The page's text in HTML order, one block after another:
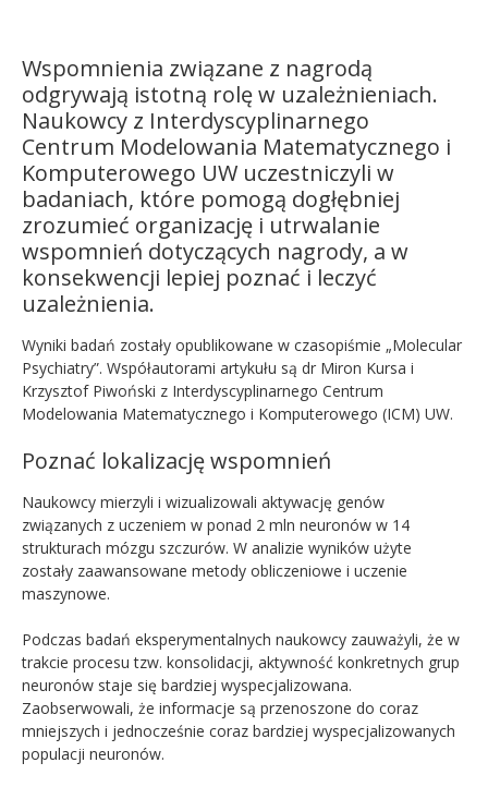
Absolwent
Wspomnienia związane z nagrodą
odgrywają istotną rolę w uzależnieniach.
Naukowcy z Interdyscyplinarnego
Centrum Modelowania Matematycznego i
Komputerowego UW uczestniczyli w
badaniach, które pomogą dogłębniej
zrozumieć organizację i utrwalanie
wspomnień dotyczących nagrody, a w
konsekwencji lepiej poznać i leczyć
uzależnienia.
Wyniki badań zostały opublikowane w czasopiśmie „Molecular
Psychiatry”. Współautorami artykułu są dr Miron Kursa i
Krzysztof Piwoński z Interdyscyplinarnego Centrum
Modelowania Matematycznego i Komputerowego (ICM) UW.
Poznać lokalizację wspomnień
Naukowcy mierzyli i wizualizowali aktywację genów
związanych z uczeniem w ponad 2 mln neuronów w 14
strukturach mózgu szczurów. W analizie wyników użyte
zostały zaawansowane metody obliczeniowe i uczenie
maszynowe.
Podczas badań eksperymentalnych naukowcy zauważyli, że w
trakcie procesu tzw. konsolidacji, aktywność konkretnych grup
neuronów staje się bardziej wyspecjalizowana.
Zaobserwowali, że informacje są przenoszone do coraz
mniejszych i jednocześnie coraz bardziej wyspecjalizowanych
populacji neuronów.